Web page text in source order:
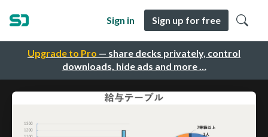
Upgrade to Pro — share decks privately, control
downloads, hide ads and more …
Sign in Sign up for free